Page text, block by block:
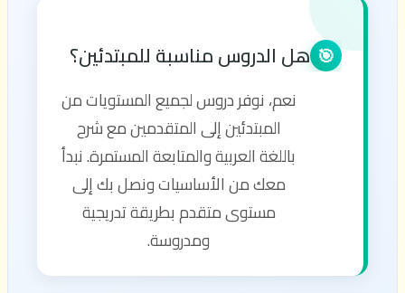
🎯 هل الدروس مناسبة للمبتدئين؟
نعم، نوفر دروس لجميع المستويات من
المبتدئين إلى المتقدمين مع شرح
باللغة العربية والمتابعة المستمرة. نبدأ
معك من الأساسيات ونصل بك إلى
مستوى متقدم بطريقة تدريجية
ومدروسة.